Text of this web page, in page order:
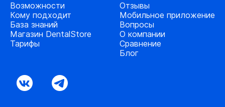
Возможности
Кому подходит
База знаний
Магазин DentalStore
Тарифы
Отзывы
Мобильное приложение
Вопросы
О компании
Сравнение
Блог